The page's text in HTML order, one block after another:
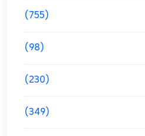
(755)
(98)
(230)
(349)